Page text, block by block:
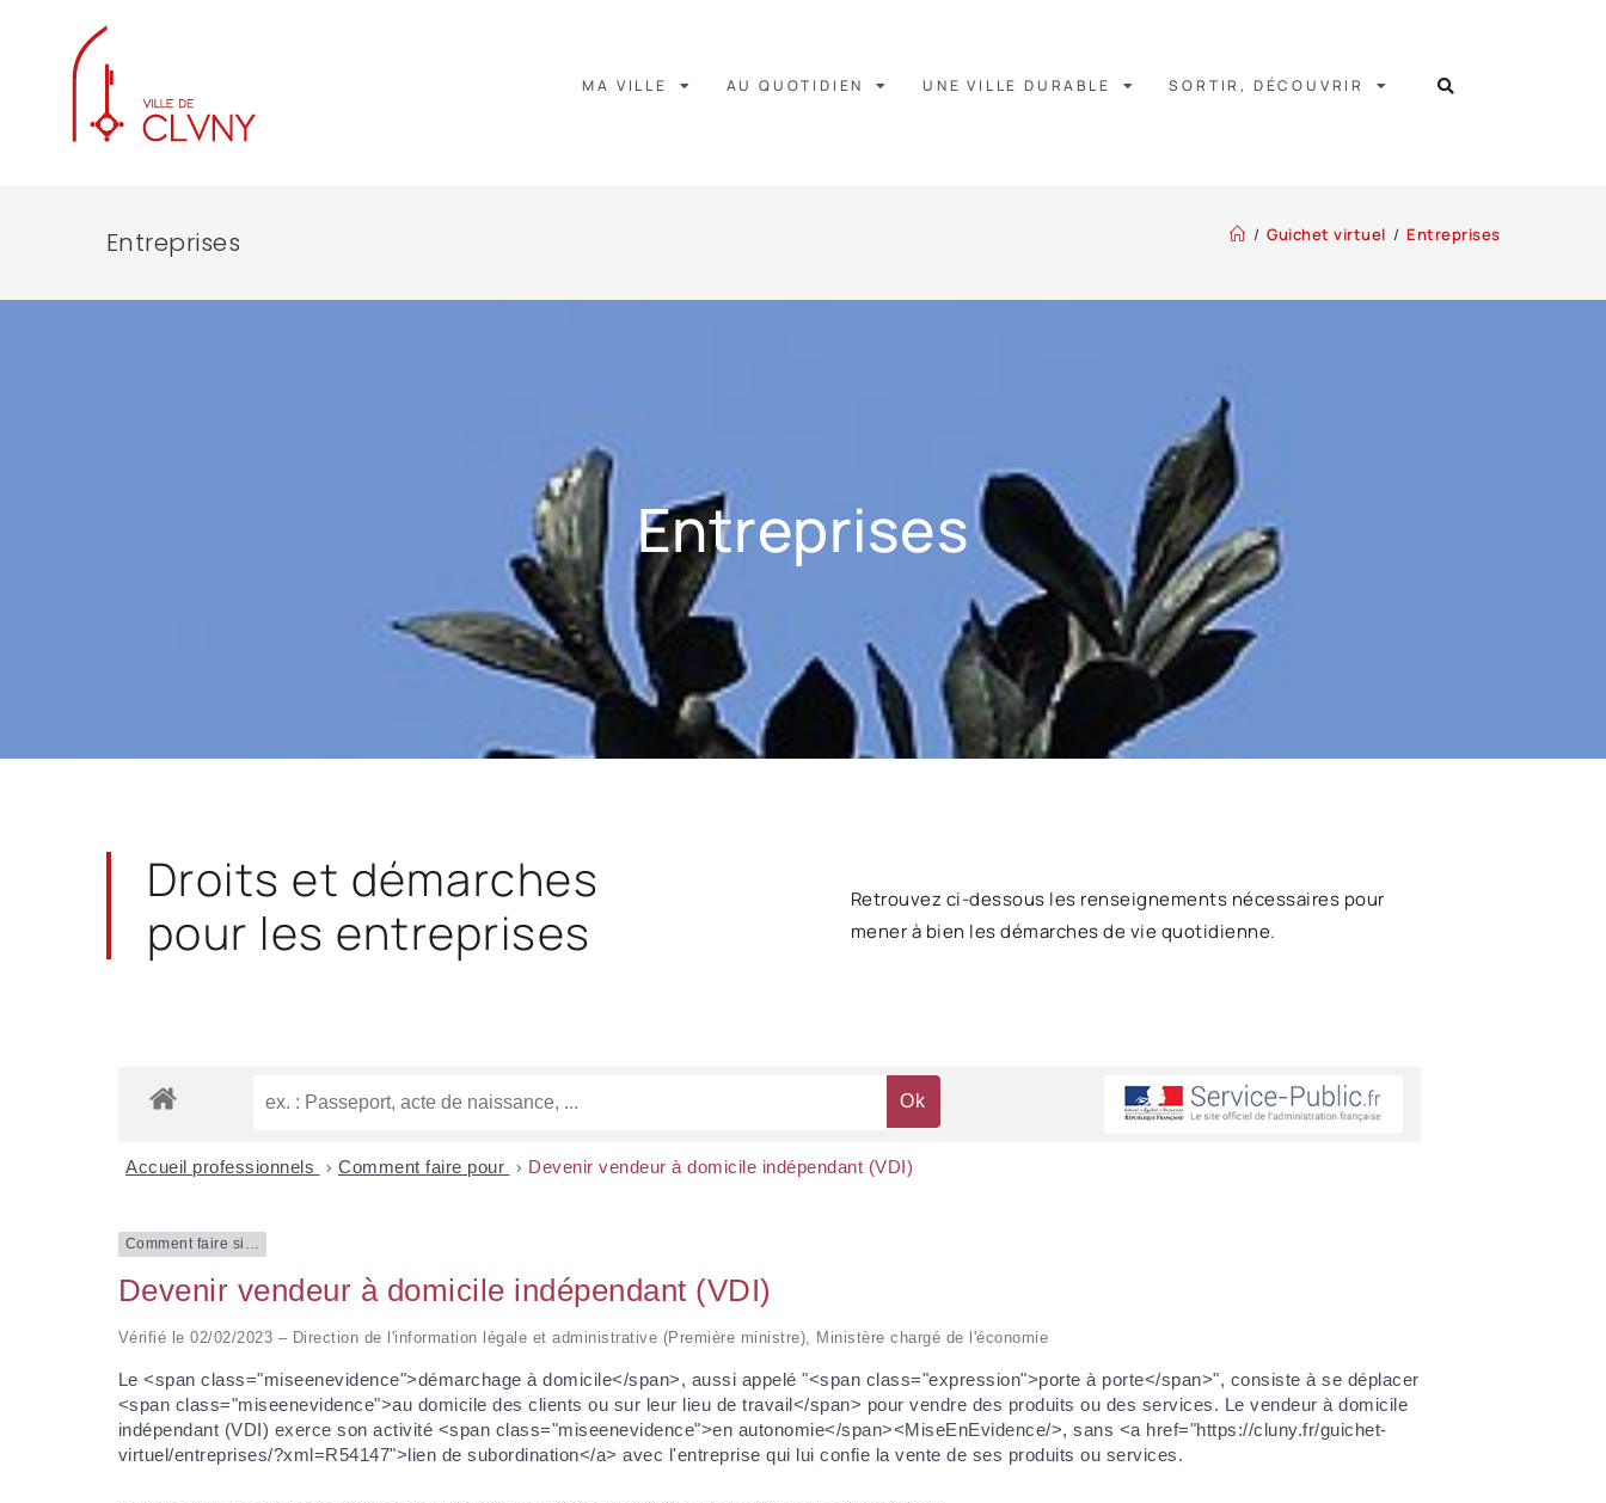
MA VILLE AU QUOTIDIEN UNE VILLE DURABLE SORTIR, DÉCOUVRIR
Entreprises / Guichet virtuel / Entreprises
Entreprises
Droits et démarches
pour les entreprises
Retrouvez ci-dessous les renseignements nécessaires pour
mener à bien les démarches de vie quotidienne.
Accueil professionnels > Comment faire pour > Devenir vendeur à domicile indépendant (VDI)
Comment faire si…
Devenir vendeur à domicile indépendant (VDI)
Vérifié le 02/02/2023 – Direction de l'information légale et administrative (Première ministre), Ministère chargé de l'économie
Le <span class="miseenevidence">démarchage à domicile</span>, aussi appelé "<span class="expression">porte à porte</span>", consiste à se déplacer
<span class="miseenevidence">au domicile des clients ou sur leur lieu de travail</span> pour vendre des produits ou des services. Le vendeur à domicile
indépendant (VDI) exerce son activité <span class="miseenevidence">en autonomie</span><MiseEnEvidence/>, sans <a href="https://cluny.fr/guichet-
virtuel/entreprises/?xml=R54147">lien de subordination</a> avec l'entreprise qui lui confie la vente de ses produits ou services.